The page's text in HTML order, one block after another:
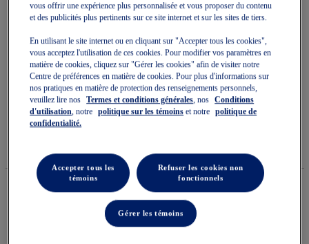
beginning
images
gallery
LIMITED SERIES METARUN SS
TOP
Chemises De Course Pour Femmes
Aucune
cote
produit
moyenne
(0) Écrire un avis
2012D421.100
Ajouter au panier
vous offrir une expérience plus personnalisée et vous proposer du contenu
et des publicités plus pertinents sur ce site internet et sur les sites de tiers.
En utilisant le site internet ou en cliquant sur "Accepter tous les cookies",
vous acceptez l'utilisation de ces cookies. Pour modifier vos paramètres en
matière de cookies, cliquez sur "Gérer les cookies" afin de visiter notre
Centre de préférences en matière de cookies. Pour plus d'informations sur
nos pratiques en matière de protection des renseignements personnels,
veuillez lire nos
Termes et conditions générales , nos
Conditions
d'utilisation , notre politique sur les témoins et notre
politique de
confidentialité.
Refuser les cookies non
fonctionnels
Accepter tous les
témoins
Gérer les témoins